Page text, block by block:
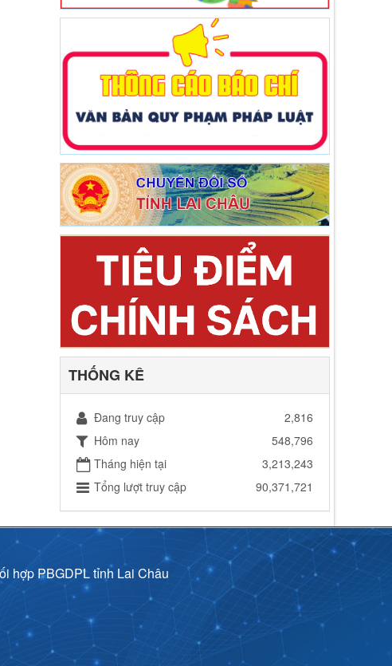
THỐNG KÊ
Đang truy cập
2,816
Hôm nay
548,796
Tháng hiện tại
3,213,243
Tổng lượt truy cập
90,371,721
hợp PBGDPL tỉnh Lai Châu